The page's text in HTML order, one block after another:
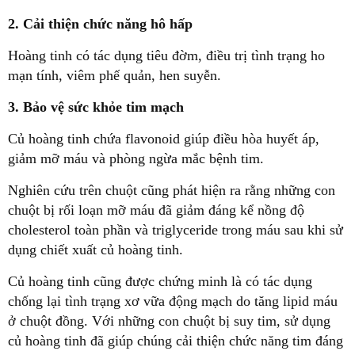
2. Cải thiện chức năng hô hấp
Hoàng tinh có tác dụng tiêu đờm, điều trị tình trạng ho
mạn tính, viêm phế quản, hen suyễn.
3. Bảo vệ sức khỏe tim mạch
Củ hoàng tinh chứa flavonoid giúp điều hòa huyết áp,
giảm mỡ máu và phòng ngừa mắc bệnh tim.
Nghiên cứu trên chuột cũng phát hiện ra rằng những con
chuột bị rối loạn mỡ máu đã giảm đáng kể nồng độ
cholesterol toàn phần và triglyceride trong máu sau khi sử
dụng chiết xuất củ hoàng tinh.
Củ hoàng tinh cũng được chứng minh là có tác dụng
chống lại tình trạng xơ vữa động mạch do tăng lipid máu
ở chuột đồng. Với những con chuột bị suy tim, sử dụng
củ hoàng tinh đã giúp chúng cải thiện chức năng tim đáng